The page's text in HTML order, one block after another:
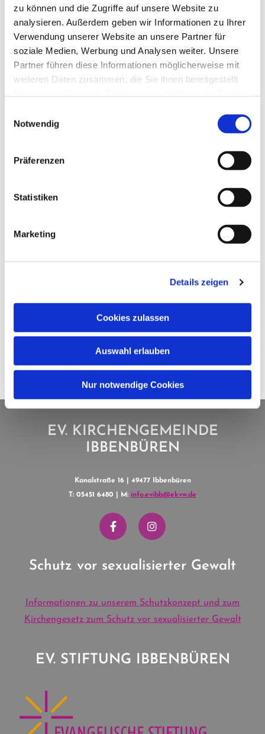
zu können und die Zugriffe auf unsere Website zu
analysieren. Außerdem geben wir Informationen zu Ihrer
Verwendung unserer Website an unsere Partner für
soziale Medien, Werbung und Analysen weiter. Unsere
Partner führen diese Informationen möglicherweise mit
weiteren Daten zusammen, die Sie ihnen bereitgestellt
Notwendig
Präferenzen
Statistiken
Marketing
Details zeigen
Cookies zulassen
Auswahl erlauben
Nur notwendige Cookies
Dies könnte Sie auch
interessieren
EV. KIRCHENGEMEINDE
IBBENBÜREN
Kanalstraße 16 | 49477 Ibbenbüren
T: 05451 6480 | M: info.evibb@ekvw.de
Schutz vor sexualisierter Gewalt
Informationen zu unserem Schutzkonzept und zum
Kirchengesetz zum Schutz vor sexualisierter Gewalt
EV. STIFTUNG IBBENBÜREN